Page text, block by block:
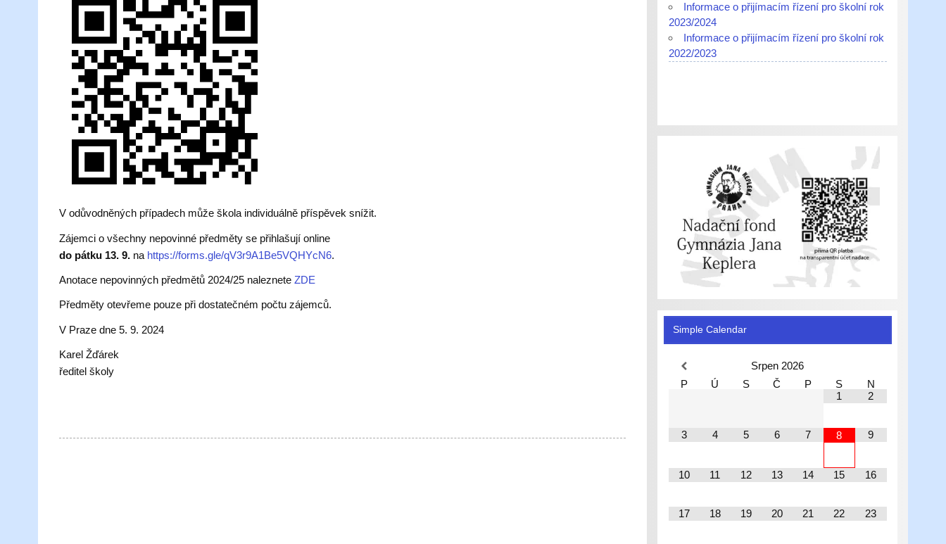
V odůvodněných případech může škola individuálně příspěvek snížit.
Zájemci o všechny nepovinné předměty se přihlašují online
do pátku 13. 9. na https://forms.gle/qV3r9A1Be5VQHYcN6.
Anotace nepovinných předmětů 2024/25 nalezneteZDE
Předměty otevřeme pouze při dostatečném počtu zájemců.
V Praze dne 5. 9. 2024
Karel Žďárek
ředitel školy
Informace o přijímacím řízení pro školní rok
2023/2024
Informace o přijímacím řízení pro školní rok
2022/2023
Simple Calendar
Srpen 2026
P
Ú S Č P S
N
1
2
3 4 5 6 7 8 9
10 11 12 13 14 15 16
17 18 19 20 21 22 23